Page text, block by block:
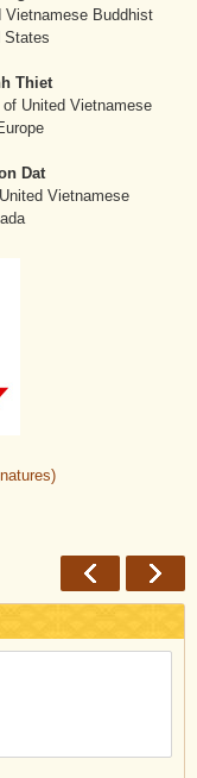
Vietnamese Buddhist
States
Thiet
United Vietnamese
Dat
Vietnamese